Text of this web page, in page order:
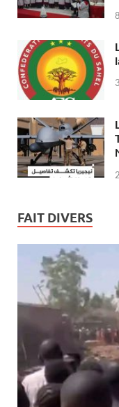
FAIT DIVERS